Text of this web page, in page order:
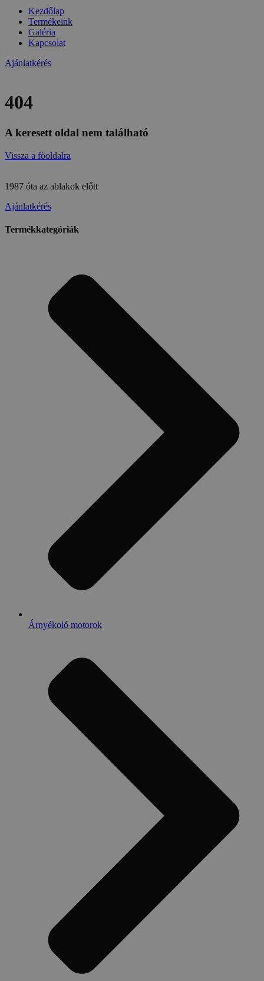
Kezdőlap
Termékeink
Galéria
Kapcsolat
Ajánlatkérés
404
A keresett oldal nem található
Vissza a főoldalra
1987 óta az ablakok előtt
Ajánlatkérés
Termékkategóriák
Árnyékoló motorok